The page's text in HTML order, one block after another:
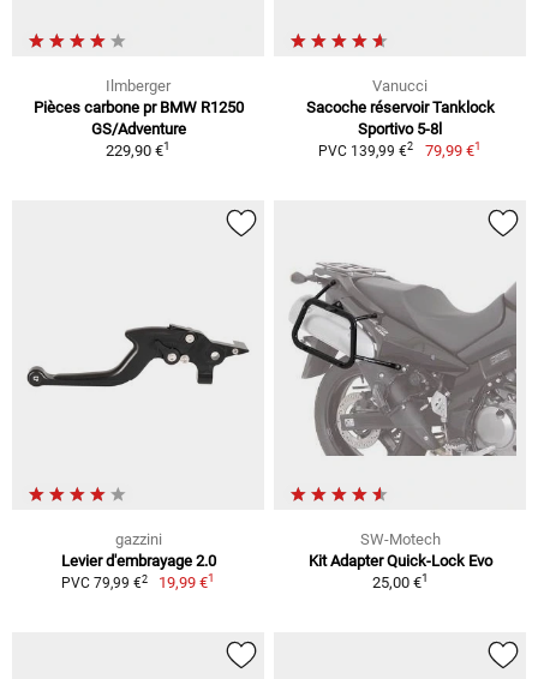
Ilmberger
Pièces carbone pr BMW R1250
GS/Adventure
229,90 €1
Vanucci
Sacoche réservoir Tanklock
Sportivo 5-8l
PVC 139,99 €2 79,99 €1
gazzini
Levier d'embrayage 2.0
PVC 79,99 €2 19,99 €1
SW-Motech
Kit Adapter Quick-Lock Evo
25,00 €1